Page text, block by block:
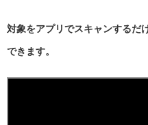
対象をアプリでスキャンするだ
できます。